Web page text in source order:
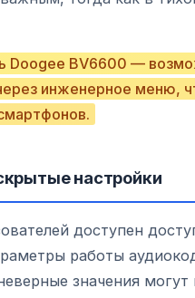
Doogee BV6600 —
инженерное меню,
настройки
доступен
работы
значения